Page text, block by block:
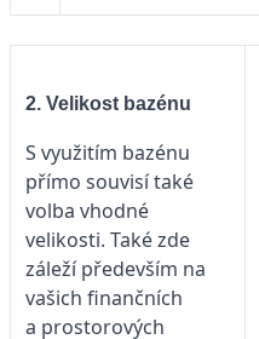
2. Velikost bazénu
S využitím bazénu
přímo souvisí také
volba vhodné
velikosti. Také zde
záleží především na
vašich finančních
a prostorových